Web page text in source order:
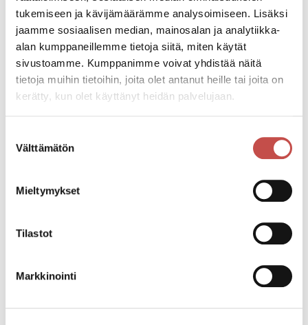
tukemiseen ja kävijämäärämme analysoimiseen. Lisäksi
jaamme sosiaalisen median, mainosalan ja analytiikka-
alan kumppaneillemme tietoja siitä, miten käytät
sivustoamme. Kumppanimme voivat yhdistää näitä
tietoja muihin tietoihin, joita olet antanut heille tai joita on
kerätty, kun olet käyttänyt heidän palvelujaan.
valinta
Välttämätön
Mieltymykset
Tilastot
Markkinointi
Sivulantie 11
Pääsymaksu
11€.
Facebook
URL